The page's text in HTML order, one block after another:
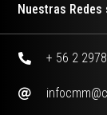
Nuestras Redes
+ 56 2